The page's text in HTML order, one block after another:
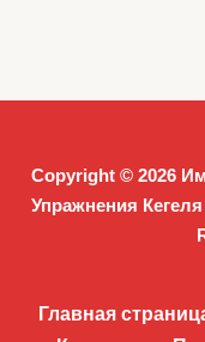
Copyright © 2026
Упражнения
Главная